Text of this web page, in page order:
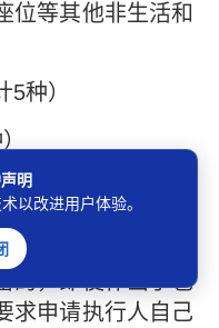
位等其他非生活和
种）
被执行人存在上
主动作出司法拘
二、三类大多数法
的，即使作出了也
求申请执行人自己
明
以改进用户体验。